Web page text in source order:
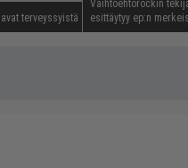
terveyssyistä
Vaihtoehtorockin
esittäytyy ep:n